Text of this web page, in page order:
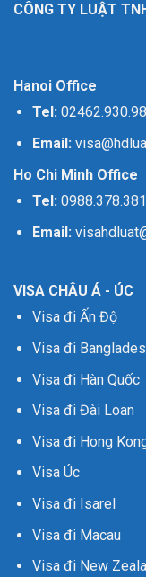
CÔNG TY LUẬT
Hanoi Office
Tel:
Email:
Ho Chi Minh Office
Tel: 0988.378.381
Email:
VISA CHÂU Á - ÚC
Visa đi Ấn Độ
Visa đi
Visa đi Hàn Quốc
Visa đi Đài Loan
Visa đi Hong
Visa Úc
Visa đi Isarel
Visa đi Macau
Visa đi New